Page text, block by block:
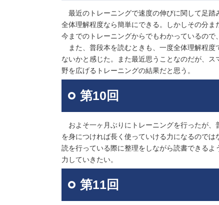
最近のトレーニングで速度の伸びに関して足踏
全体理解程度なら簡単にできる。しかしその分
今までのトレーニングからでもわかっているので
また、普段本を読むときも、一度全体理解程度
ないかと感じた。また最近思うことなのだが、
野を広げるトレーニングの結果だと思う。
第10回
およそ一ヶ月ぶりにトレーニングを行ったが、
を身につければ長く使っていける力になるので
読を行っている際に整理をしながら読書できる
力していきたい。
第11回